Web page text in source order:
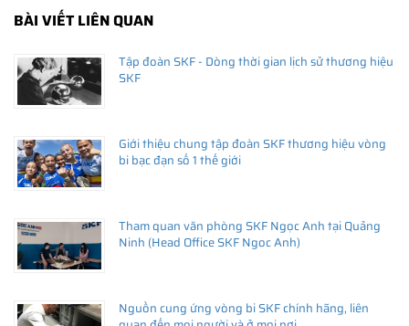
BÀI VIẾT LIÊN QUAN
Tập đoàn SKF - Dòng thời gian lịch sử thương hiệu
SKF
Giới thiệu chung tập đoàn SKF thương hiệu vòng
bi bạc đạn số 1 thế giới
Tham quan văn phòng SKF Ngọc Anh tại Quảng
Ninh (Head Office SKF Ngoc Anh)
Nguồn cung ứng vòng bi SKF chính hãng, liên